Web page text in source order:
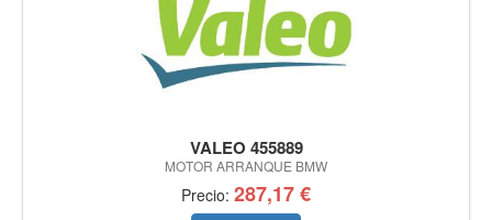
VALEO 455889
MOTOR ARRANQUE BMW
Precio: 287,17 €